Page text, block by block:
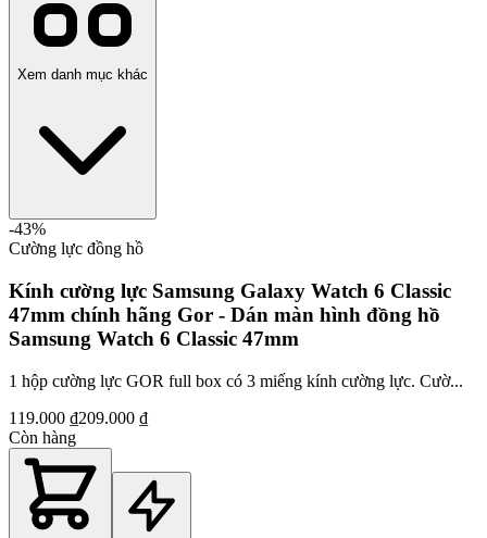
Xem danh mục khác
-43%
Cường lực đồng hồ
Kính cường lực Samsung Galaxy Watch 6 Classic
47mm chính hãng Gor - Dán màn hình đồng hồ
Samsung Watch 6 Classic 47mm
1 hộp cường lực GOR full box có 3 miếng kính cường lực. Cườ...
119.000 ₫209.000 ₫
Còn hàng